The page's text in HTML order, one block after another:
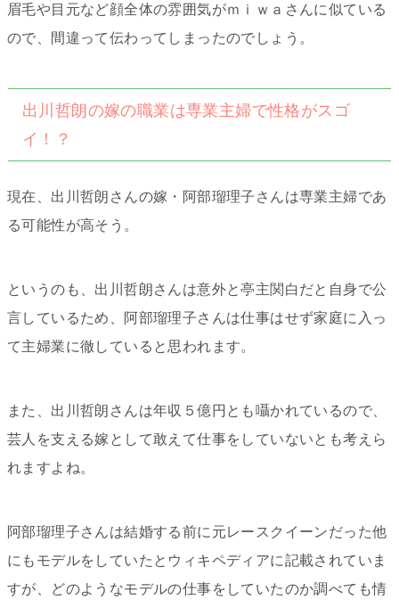
眉毛や目元など顔全体の雰囲気がｍｉｗａさんに似ている
ので、間違って伝わってしまったのでしょう。
出川哲朗の嫁の職業は専業主婦で性格がスゴ
イ！？
現在、出川哲朗さんの嫁・阿部瑠理子さんは専業主婦であ
る可能性が高そう。
というのも、出川哲朗さんは意外と亭主関白だと自身で公
言しているため、阿部瑠理子さんは仕事はせず家庭に入っ
て主婦業に徹していると思われます。
また、出川哲朗さんは年収５億円とも囁かれているので、
芸人を支える嫁として敢えて仕事をしていないとも考えら
れますよね。
阿部瑠理子さんは結婚する前に元レースクイーンだった他
にもモデルをしていたとウィキペディアに記載されていま
すが、どのようなモデルの仕事をしていたのか調べても情